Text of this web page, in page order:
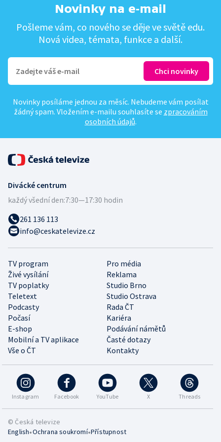
Novinky na e-mail
Pošleme vám, co nového se děje ve světě edu.
Nová videa, témata, funkce a další.
Novinky posíláme jednou za měsíc. Nebudeme vám posílat
žádný spam. Vložením e-mailu souhlasíte se zpracováním
osobních údajů.